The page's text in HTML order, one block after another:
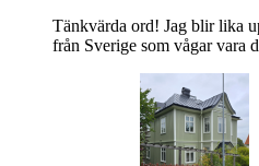
Tänkvärda ord! Jag blir lika
från Sverige som vågar vara